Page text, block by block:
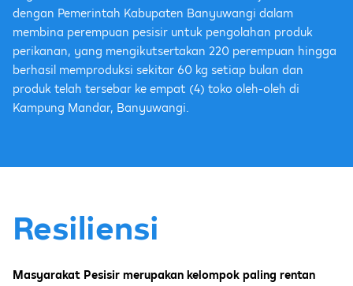
dengan Pemerintah Kabupaten Banyuwangi dalam
membina perempuan pesisir untuk pengolahan produk
perikanan, yang mengikutsertakan 220 perempuan hingga
berhasil memproduksi sekitar 60 kg setiap bulan dan
produk telah tersebar ke empat (4) toko oleh-oleh di
Kampung Mandar, Banyuwangi.
Resiliensi
Masyarakat Pesisir merupakan kelompok paling rentan